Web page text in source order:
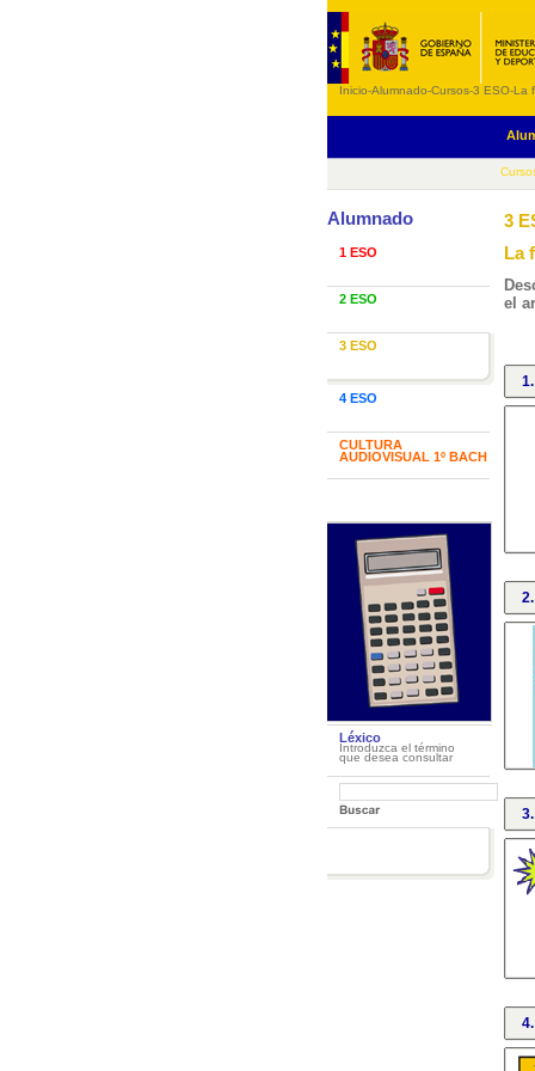
Inicio-Alumnado-Cursos-3 ESO-La
Alumnado
1 ESO
2 ESO
3 ESO
4 ESO
CULTURA
AUDIOVISUAL 1º BACH
Léxico
Introduzca el término
que desea consultar
3
La
el